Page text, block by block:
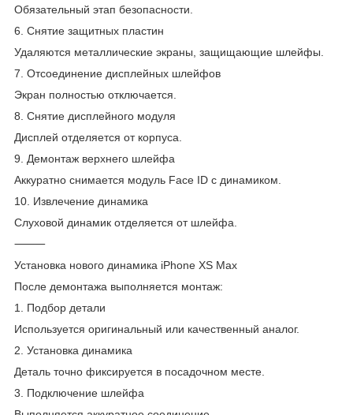
Обязательный этап безопасности.
6. Снятие защитных пластин
Удаляются металлические экраны, защищающие шлейфы.
7. Отсоединение дисплейных шлейфов
Экран полностью отключается.
8. Снятие дисплейного модуля
Дисплей отделяется от корпуса.
9. Демонтаж верхнего шлейфа
Аккуратно снимается модуль Face ID с динамиком.
10. Извлечение динамика
Слуховой динамик отделяется от шлейфа.
⸻
Установка нового динамика iPhone XS Max
После демонтажа выполняется монтаж:
1. Подбор детали
Используется оригинальный или качественный аналог.
2. Установка динамика
Деталь точно фиксируется в посадочном месте.
3. Подключение шлейфа